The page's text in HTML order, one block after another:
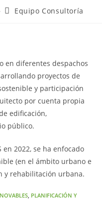
Equipo Consultoría
en diferentes despachos
proyectos de
y participación
por cuenta propia
edificación,
público.
en 2022, se ha enfocado
(en el ámbito urbano e
y rehabilitación urbana.
, PLANIFICACIÓN Y